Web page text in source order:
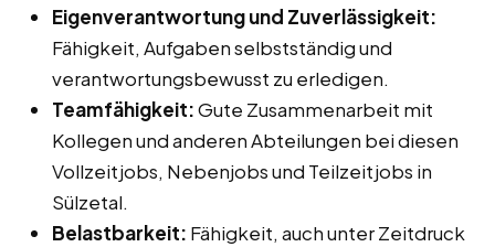
Eigenverantwortung und Zuverlässigkeit:
Fähigkeit, Aufgaben selbstständig und
verantwortungsbewusst zu erledigen.
Teamfähigkeit:Gute Zusammenarbeit mit
Kollegen und anderen Abteilungen bei diesen
Vollzeitjobs, Nebenjobs und Teilzeitjobs in
Sülzetal.
Belastbarkeit: Fähigkeit, auch unter Zeitdruck